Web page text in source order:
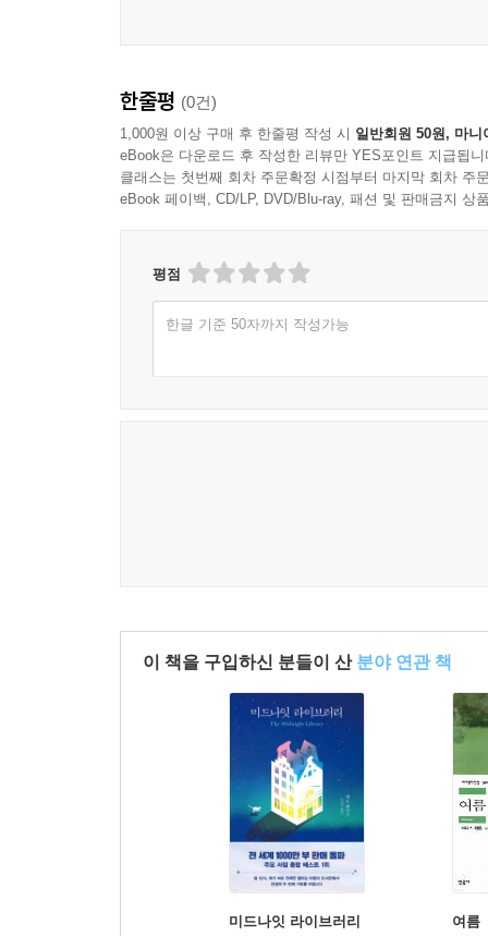
한줄평 (0건)
1,000원 이상 구매 후 한줄평 작성 시 일반회원 50원, 마니
eBook은 다운로드 후 작성한 리뷰만 YES포인트 지급됩니
클래스는 첫번째 회차 주문확정 시점부터 마지막 회차 주
eBook 페이백, CD/LP, DVD/Blu-ray, 패션 및 판매금지 상
평점
한글 기준 50자까지 작성가능
이 책을 구입하신 분들이 산 분야 연관 책
미드나잇 라이브러리 여름